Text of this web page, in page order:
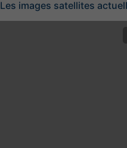
Les images satellites